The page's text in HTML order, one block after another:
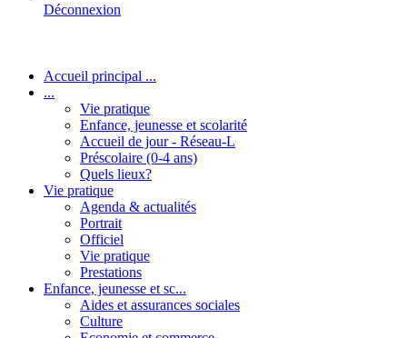
Déconnexion
Accueil principal ...
...
Vie pratique
Enfance, jeunesse et scolarité
Accueil de jour - Réseau-L
Préscolaire (0-4 ans)
Quels lieux?
Vie pratique
Agenda & actualités
Portrait
Officiel
Vie pratique
Prestations
Enfance, jeunesse et sc...
Aides et assurances sociales
Culture